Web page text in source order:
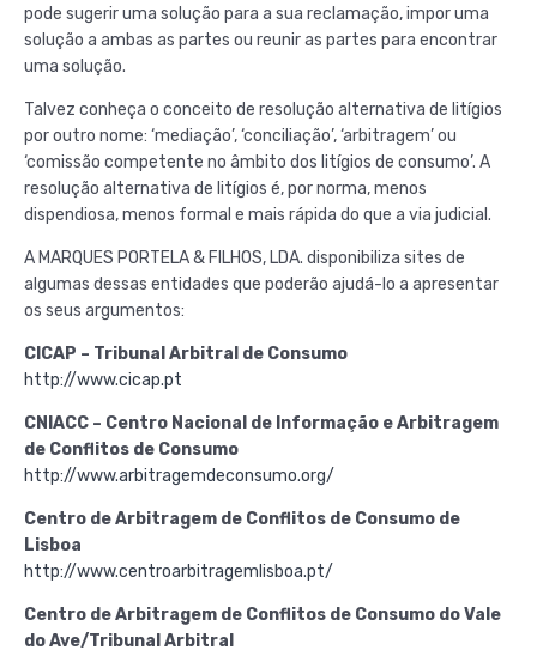
pode sugerir uma solução para a sua reclamação, impor uma
solução a ambas as partes ou reunir as partes para encontrar
uma solução.
Talvez conheça o conceito de resolução alternativa de litígios
por outro nome: ‘mediação’, ‘conciliação’, ‘arbitragem’ ou
‘comissão competente no âmbito dos litígios de consumo’. A
resolução alternativa de litígios é, por norma, menos
dispendiosa, menos formal e mais rápida do que a via judicial.
A MARQUES PORTELA & FILHOS, LDA. disponibiliza sites de
algumas dessas entidades que poderão ajudá-lo a apresentar
os seus argumentos:
CICAP – Tribunal Arbitral de Consumo
http://www.cicap.pt
CNIACC – Centro Nacional de Informação e Arbitragem
de Conflitos de Consumo
http://www.arbitragemdeconsumo.org/
Centro de Arbitragem de Conflitos de Consumo de
Lisboa
http://www.centroarbitragemlisboa.pt/
Centro de Arbitragem de Conflitos de Consumo do Vale
do Ave/Tribunal Arbitral